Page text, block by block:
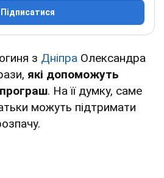
Підписатися
з Дніпра Олександра
які допоможуть
. На її думку, саме
можуть підтримати